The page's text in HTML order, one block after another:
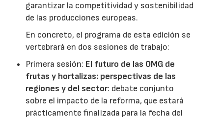
garantizar la competitividad y sostenibilidad
de las producciones europeas.
En concreto, el programa de esta edición se
vertebrará en dos sesiones de trabajo:
Primera sesión: El futuro de las OMG de
frutas y hortalizas: perspectivas de las
regiones y del sector: debate conjunto
sobre el impacto de la reforma, que estará
prácticamente finalizada para la fecha del